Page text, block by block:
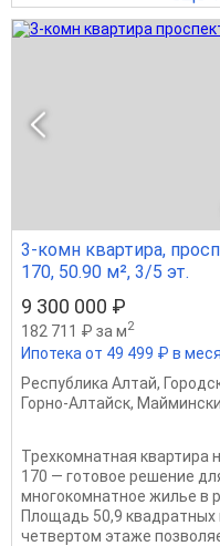
3-комн квартира,
170, 50.90 м², 3/5 эт.
9 300 000 ₽
182 711 ₽ за м2
Ипотека от 49 499 ₽ в
Республика Алтай,
Горно-Алтайск,
Трехкомнатная квартира
170 — готовое решение
многокомнатное жилье в
Площадь 50,9
четвертом этаже